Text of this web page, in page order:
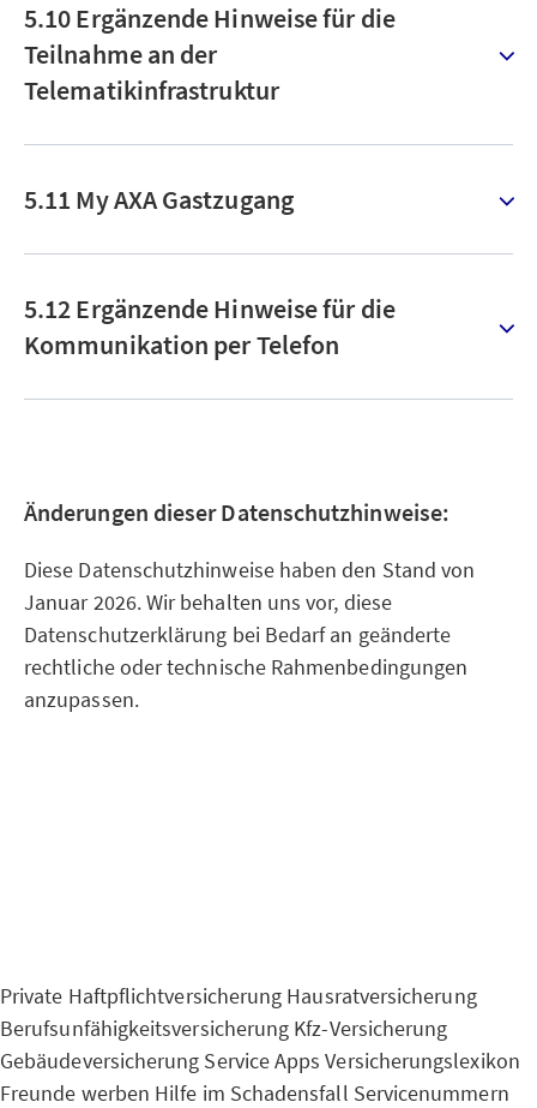
5.10 Ergänzende Hinweise für die
Teilnahme an der
Telematikinfrastruktur
5.11 My AXA Gastzugang
5.12 Ergänzende Hinweise für die
Kommunikation per Telefon
Änderungen dieser Datenschutzhinweise:
Diese Datenschutzhinweise haben den Stand von
Januar 2026. Wir behalten uns vor, diese
Datenschutzerklärung bei Bedarf an geänderte
rechtliche oder technische Rahmenbedingungen
anzupassen.
Private Haftpflichtversicherung Hausratversicherung
Berufsunfähigkeitsversicherung Kfz-Versicherung
Gebäudeversicherung Service Apps Versicherungslexikon
Freunde werben Hilfe im Schadensfall Servicenummern